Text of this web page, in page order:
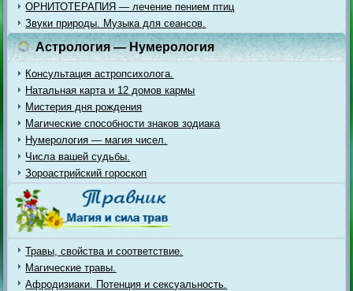
ОРНИТОТЕРАПИЯ — лечение пением птиц
Звуки природы. Музыка для сеансов.
Астрология — Нумерология
Консультация астропсихолога.
Натальная карта и 12 домов кармы
Мистерия дня рождения
Магические способности знаков зодиака
Нумерология — магия чисел.
Числа вашей судьбы.
Зороастрийский гороскоп
Травы, свойства и соответствие.
Магические травы.
Афродизиаки. Потенция и сексуальность.